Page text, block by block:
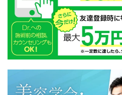
・閲覧記録等から趣味・嗜好
の広告に利用するため
・お問い合わせ又はご意見の
め
・患者様のサービス利用状況
・広告、宣伝、マーケティング